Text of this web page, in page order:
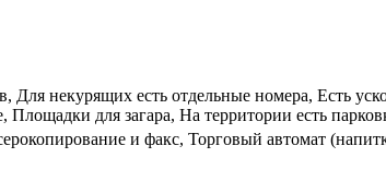
некурящих есть отдельные номера, Есть
для загара, На территории есть
и факс, Торговый автомат